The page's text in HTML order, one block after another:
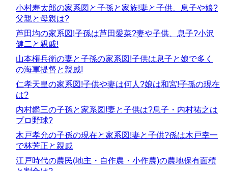
小村寿太郎の家系図と子孫と家族!妻と子供、息子や娘?
父親と母親は?
芦田均の家系図!子孫は芦田愛菜?妻や子供、息子?小沢
健二と親戚!
山本権兵衛の妻と子孫の家系図!子供は息子と娘で多く
の海軍提督と親戚!
仁孝天皇の家系図!子供や妻は何人?娘は和宮!子孫の現在
は?
内村鑑三の子孫と家系図!妻と子供は?息子・内村祐之は
プロ野球?
木戸孝允の子孫の現在と家系図!妻と子供?孫は木戸幸一
で林芳正と親戚
江戸時代の農民(地主・自作農・小作農)の農地保有面積